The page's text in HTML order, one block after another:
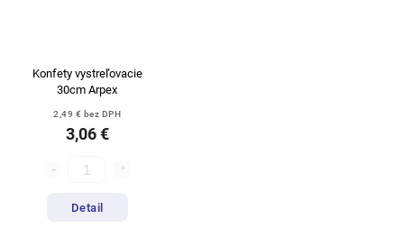
Konfety vystreľovacie
30cm Arpex
2,49 € bez DPH
3,06 €
Detail